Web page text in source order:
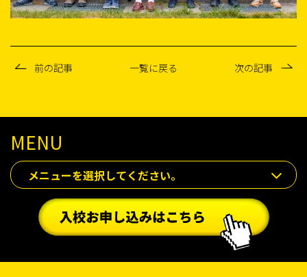
前の記事 一覧に戻る 次の記事
MENU
メニューを選択してください。